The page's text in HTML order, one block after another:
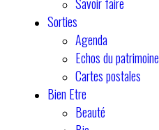
Sorties
Agenda
Echos du patrimoine
Cartes postales
Bien Etre
Beauté